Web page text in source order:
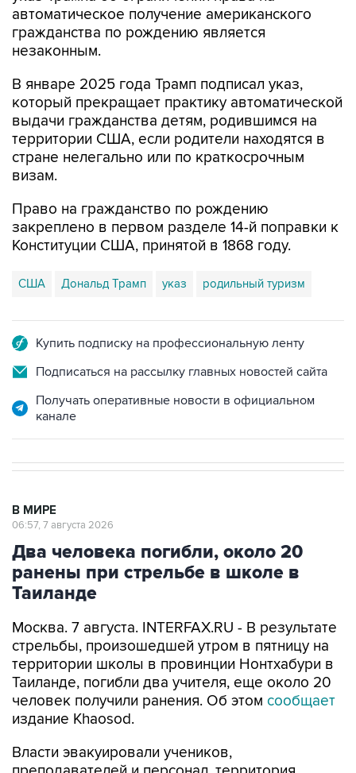
автоматическое получение американского
гражданства по рождению является
незаконным.
В январе 2025 года Трамп подписал указ,
который прекращает практику автоматической
выдачи гражданства детям, родившимся на
территории США, если родители находятся в
стране нелегально или по краткосрочным
визам.
Право на гражданство по рождению
закреплено в первом разделе 14-й поправки к
Конституции США, принятой в 1868 году.
США Дональд Трамп указ родильный туризм
Купить подписку на профессиональную ленту
Подписаться на рассылку главных новостей сайта
Получать оперативные новости в официальном
канале
В МИРЕ
06:57, 7 августа 2026
Два человека погибли, около 20
ранены при стрельбе в школе в
Таиланде
Москва. 7 августа. INTERFAX.RU - В результате
стрельбы, произошедшей утром в пятницу на
территории школы в провинции Нонтхабури в
Таиланде, погибли два учителя, еще около 20
человек получили ранения. Об этом сообщает
издание Khaosod.
Власти эвакуировали учеников,